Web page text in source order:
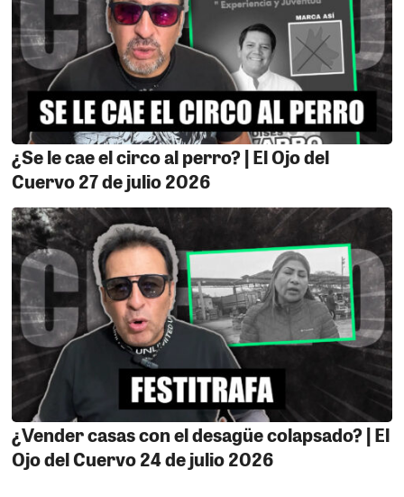
¿Se le cae el circo al perro? | El Ojo del
Cuervo 27 de julio 2026
¿Vender casas con el desagüe colapsado? | El
Ojo del Cuervo 24 de julio 2026